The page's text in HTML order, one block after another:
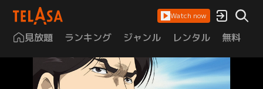
Watch now
見放題 ランキング ジャンル レンタル 無料